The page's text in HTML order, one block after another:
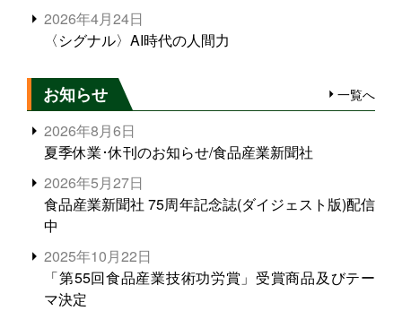
2026年4月24日
〈シグナル〉AI時代の人間力
お知らせ 一覧へ
2026年8月6日
夏季休業･休刊のお知らせ/食品産業新聞社
2026年5月27日
食品産業新聞社 75周年記念誌(ダイジェスト版)配信
中
2025年10月22日
「第55回食品産業技術功労賞」受賞商品及びテー
マ決定